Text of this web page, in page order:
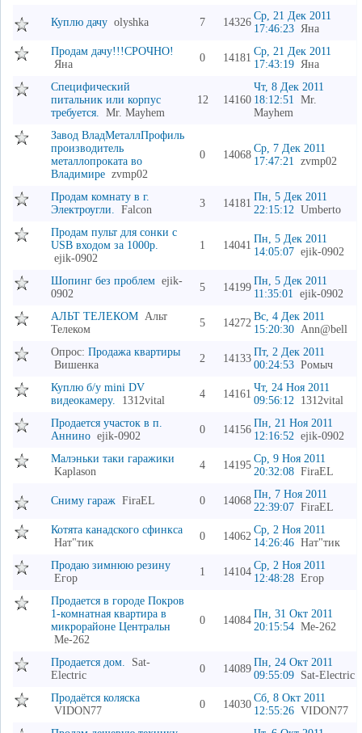
Куплю дачу olyshka 7 14326
Ср, 21 Дек 2011
17:46:23 Яна
Продам дачу!!!СРОЧНО!
Яна
0 14181
Ср, 21 Дек 2011
17:43:19 Яна
Специфический
питальник или корпус
требуется.
Mr. Mayhem
12 14160
Чт, 8 Дек 2011
18:12:51
Mr.
Mayhem
Завод ВладМеталлПрофиль
производитель
металлопроката во
Владимире zvmp02
0 14068
Ср, 7 Дек 2011
17:47:21
zvmp02
Продам комнату в г.
Электроугли.
Falcon
3 14181
Пн, 5 Дек 2011
22:15:12 Umberto
Продам пульт для сонки с
USB входом за 1000р.
ejik-0902
1 14041
Пн, 5 Дек 2011
14:05:07 ejik-0902
Шопинг без проблем ejik-
0902
5 14199
Пн, 5 Дек 2011
11:35:01
ejik-0902
АЛЬТ ТЕЛЕКОМ Альт
Телеком
5 14272
Вс, 4 Дек 2011
15:20:30 Ann@bell
Опрос: Продажа квартиры
Вишенка
2 14133
Пт, 2 Дек 2011
00:24:53 Ромыч
Куплю б/у mini DV
видеокамеру.
1312vital
4 14161
Чт, 24 Ноя 2011
09:56:12
1312vital
Продается участок в п.
Аннино ejik-0902
0 14156
Пн, 21 Ноя 2011
12:16:52 ejik-0902
Малэньки таки гаражики
Kaplason
4 14195
Ср, 9 Ноя 2011
20:32:08 FiraEL
Сниму гараж FiraEL 0 14068
Пн, 7 Ноя 2011
22:39:07 FiraEL
Котята канадского сфинкса
Нат"тик
0 14062
Ср, 2 Ноя 2011
14:26:46 Нат"тик
Продаю зимнюю резину
Егор
1 14104
Ср, 2 Ноя 2011
12:48:28 Егор
Продается в городе Покров
1-комнатная квартира в
микрорайоне Центральн
Me-262
0 14084
Пн, 31 Окт 2011
20:15:54 Me-262
Продается дом.
Sat-
Electric
0 14089
Пн, 24 Окт 2011
09:55:09 Sat-Electric
Продаётся коляска
VIDON77
0 14030
Сб, 8 Окт 2011
12:55:26 VIDON77